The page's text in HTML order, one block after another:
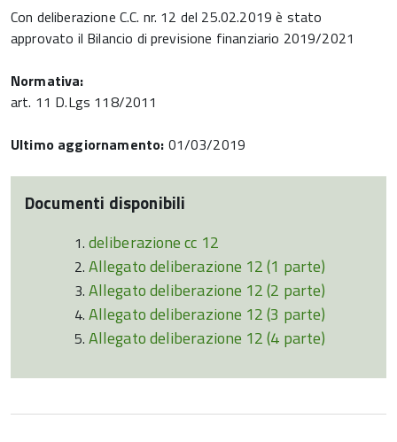
Con deliberazione C.C. nr. 12 del 25.02.2019 è stato
approvato il Bilancio di previsione finanziario 2019/2021
Normativa:
art. 11 D.Lgs 118/2011
Ultimo aggiornamento: 01/03/2019
Documenti disponibili
deliberazione cc 12
Allegato deliberazione 12 (1 parte)
Allegato deliberazione 12 (2 parte)
Allegato deliberazione 12 (3 parte)
Allegato deliberazione 12 (4 parte)